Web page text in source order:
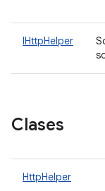
IHttpHelper
Clases
HttpHelper